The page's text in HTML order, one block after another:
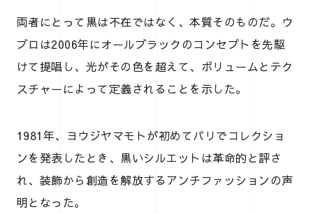
両者にとって黒は不在ではなく、本質そのものだ。ウ
ブロは2006年にオールブラックのコンセプトを先駆
けて提唱し、光がその色を超えて、ボリュームとテク
スチャーによって定義されることを示した。
1981年、ヨウジヤマモトが初めてパリでコレクショ
ンを発表したとき、黒いシルエットは革命的と評さ
れ、装飾から創造を解放するアンチファッションの声
明となった。